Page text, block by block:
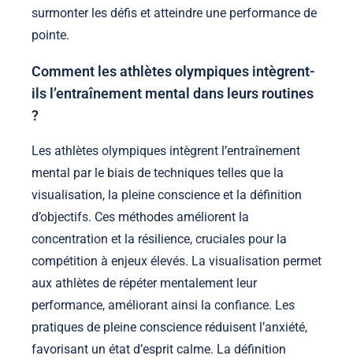
surmonter les défis et atteindre une performance de
pointe.
Comment les athlètes olympiques intègrent-
ils l’entraînement mental dans leurs routines
?
Les athlètes olympiques intègrent l’entraînement
mental par le biais de techniques telles que la
visualisation, la pleine conscience et la définition
d’objectifs. Ces méthodes améliorent la
concentration et la résilience, cruciales pour la
compétition à enjeux élevés. La visualisation permet
aux athlètes de répéter mentalement leur
performance, améliorant ainsi la confiance. Les
pratiques de pleine conscience réduisent l’anxiété,
favorisant un état d’esprit calme. La définition